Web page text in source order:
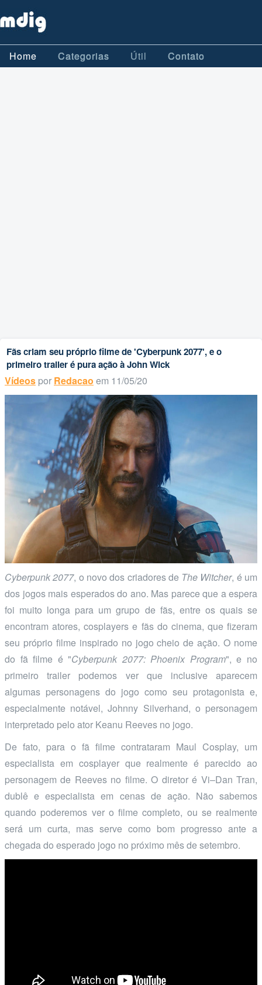
Home Categorias Útil Contato
Fãs criam seu próprio filme de 'Cyberpunk 2077', e o
primeiro trailer é pura ação à John Wick
Vídeos por Redacao em 11/05/20
Cyberpunk 2077, o novo dos criadores de The Witcher, é um
dos jogos mais esperados do ano. Mas parece que a espera
foi muito longa para um grupo de fãs, entre os quais se
encontram atores, cosplayers e fãs do cinema, que fizeram
seu próprio filme inspirado no jogo cheio de ação. O nome
do fã filme é "Cyberpunk 2077: Phoenix Program", e no
primeiro trailer podemos ver que inclusive aparecem
algumas personagens do jogo como seu protagonista e,
especialmente notável, Johnny Silverhand, o personagem
interpretado pelo ator Keanu Reeves no jogo.
De fato, para o fã filme contrataram Maul Cosplay, um
especialista em cosplayer que realmente é parecido ao
personagem de Reeves no filme. O diretor é Vi–Dan Tran,
dublê e especialista em cenas de ação. Não sabemos
quando poderemos ver o filme completo, ou se realmente
será um curta, mas serve como bom progresso ante a
chegada do esperado jogo no próximo mês de setembro.